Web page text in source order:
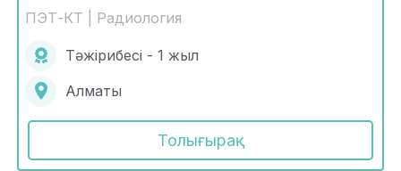
ПЭТ-КТ | Радиология
Тәжірибесі - 1 жыл
Алматы
Толығырақ